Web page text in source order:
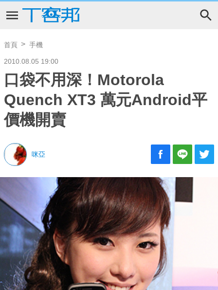
首頁 手機
2010.08.05 19:00
口袋不用深！Motorola
Quench XT3 萬元Android平
價機開賣
咪亞